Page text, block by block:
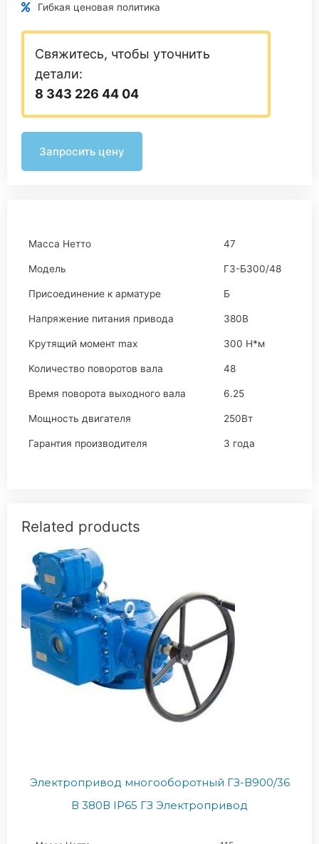
Гибкая ценовая политика
Свяжитесь, чтобы уточнить
детали:
8 343 226 44 04
Запросить цену
Масса Нетто 47
Модель ГЗ-Б300/48
Присоединение к арматуре Б
Напряжение питания привода 380В
Крутящий момент max 300 Н*м
Количество поворотов вала 48
Время поворота выходного вала 6.25
Мощность двигателя 250Вт
Гарантия производителя 3 года
Related products
Электропривод многооборотный ГЗ-В900/36
В 380В IP65 ГЗ Электропривод